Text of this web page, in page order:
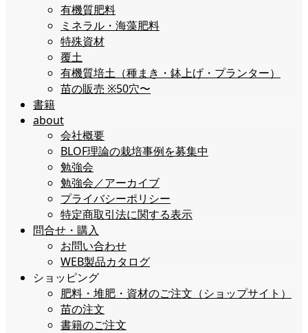
有機質肥料
ミネラル・海藻肥料
特殊資材
覆土
有機質培土（種まき・鉢上げ・プランター）
苗の販売 ※50穴〜
書籍
about
会社概要
BLOF理論の栽培事例を募集中
勉強会
勉強会／アーカイブ
プライバシーポリシー
特定商取引法に関する表示
問合せ・購入
お問い合わせ
WEB製品カタログ
ショッピング
肥料・堆肥・資材のご注文（ショップサイト）
苗の注文
書籍のご注文